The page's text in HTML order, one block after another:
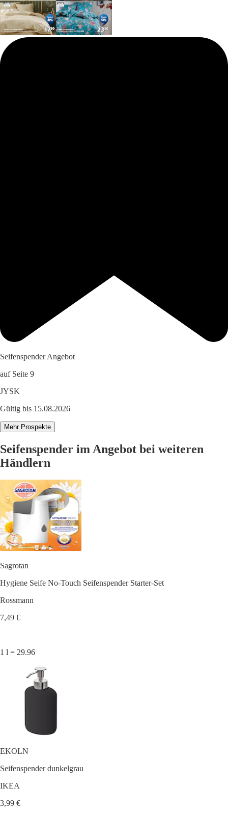
Seifenspender Angebot
auf Seite 9
JYSK
Gültig bis 15.08.2026
Mehr Prospekte
Seifenspender im Angebot bei weiteren
Händlern
Sagrotan
Hygiene Seife No-Touch Seifenspender Starter-Set
Rossmann
7,49 €
1 l = 29.96
EKOLN
Seifenspender dunkelgrau
IKEA
3,99 €